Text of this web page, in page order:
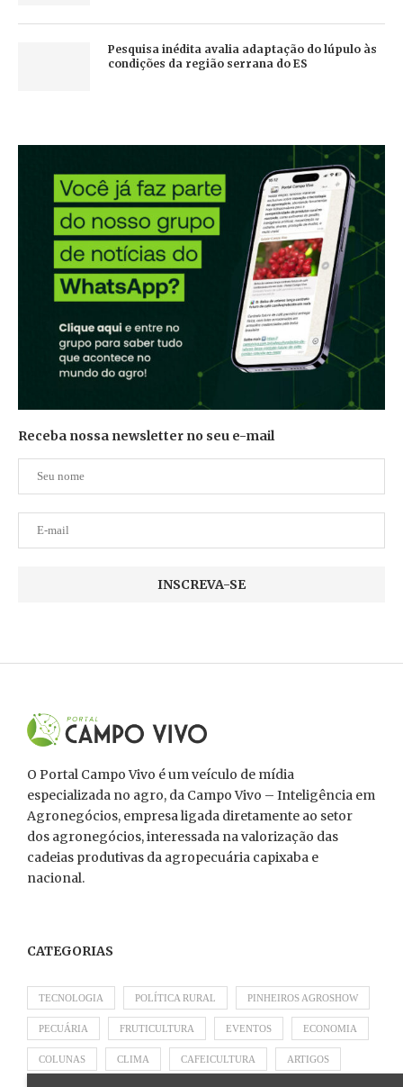
Pesquisa inédita avalia adaptação do lúpulo às
condições da região serrana do ES
Receba nossa newsletter no seu e-mail
O Portal Campo Vivo é um veículo de mídia
especializada no agro, da Campo Vivo – Inteligência em
Agronegócios, empresa ligada diretamente ao setor
dos agronegócios, interessada na valorização das
cadeias produtivas da agropecuária capixaba e
nacional.
CATEGORIAS
TECNOLOGIA POLÍTICA RURAL PINHEIROS AGROSHOW
PECUÁRIA FRUTICULTURA EVENTOS ECONOMIA
COLUNAS CLIMA CAFEICULTURA ARTIGOS